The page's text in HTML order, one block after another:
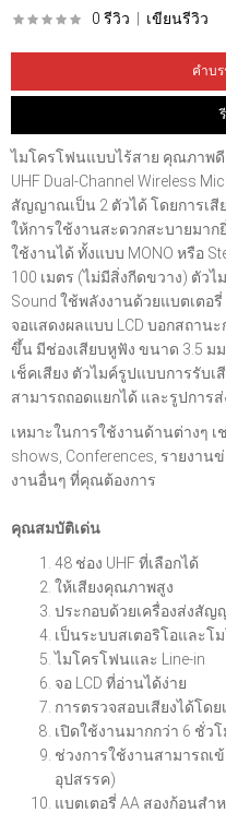
0 รีวิว เขียนรีวิว
คำบ
ไมโครโฟนแบบไร้สาย คุณภาพ
UHF Dual-Channel Wireless
สัญญาณเป็น 2 ตัวได้ โดยการเ
ให้การใช้งานสะดวกสะบายมา
ใช้งานได้ ทั้งแบบ MONO หรือ
100 เมตร (ไม่มีสิ่งกีดขวาง) ตัว
Sound ใช้พลังงานด้วยแบตเตอ
จอแสดงผลแบบ LCD บอกสถาน
ขึ้น มีช่องเสียบหูฟัง ขนาด 3.5 ม
เช็คเสียง ตัวไมค์รูปแบบการรับเ
สามารถถอดแยกได้ และรูปกา
เหมาะในการใช้งานด้านต่างๆ เ
shows, Conferences, รายงา
งานอื่นๆ ที่คุณต้องการ
คุณสมบัติเด่น
48 ช่อง UHF ที่เลือกได้
ให้เสียงคุณภาพสูง
ประกอบด้วยเครื่องส่ง
เป็นระบบสเตอริโอและโ
ไมโครโฟนและ Line-in
จอ LCD ที่อ่านได้ง่าย
การตรวจสอบเสียงได้โ
เปิดใช้งานมากกว่า 6 ชั่วโ
ช่วงการใช้งานสามารถเ
อุปสรรค)
แบตเตอรี่ AA สองก้อนส